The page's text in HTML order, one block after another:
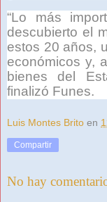
“Lo más
descubierto el
estos 20 años,
económicos y,
bienes del
finalizó Funes.
Luis Montes Brito en
Compartir
No hay